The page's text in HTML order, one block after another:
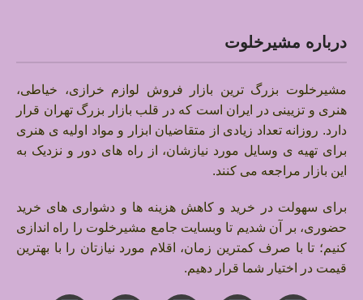
درباره مشیرخلوت
مشیرخلوت بزرگ ترین بازار فروش لوازم خرازی، خیاطی،
هنری و تزیینی در ایران است که در قلب بازار بزرگ تهران قرار
دارد. روزانه تعداد زیادی از متقاضیان ابزار و مواد اولیه ی هنری
برای تهیه ی وسایل مورد نیازشان، از راه های دور و نزدیک به
این بازار مراجعه می کنند.
برای سهولت در خرید و کاهش هزینه ها و دشواری های خرید
حضوری، بر آن شدیم تا وبسایت جامع مشیرخلوت را راه اندازی
کنیم؛ تا با صرف کمترین زمان، اقلام مورد نیازتان را با بهترین
قیمت در اختیار شما قرار دهیم.